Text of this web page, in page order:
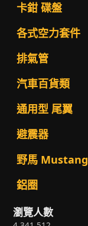
卡鉗 碟盤
各式空力套件
排氣管
汽車百貨類
通用型 尾翼
避震器
野馬 Mustang
鋁圈
瀏覽人數